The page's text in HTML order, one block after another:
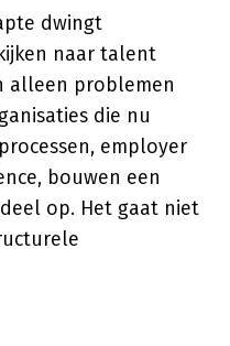
dwingt
naar talent
alleen problemen
die nu
employer
bouwen een
op. Het gaat niet